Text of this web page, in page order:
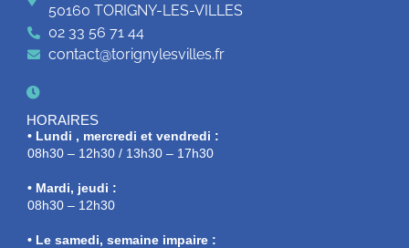
50160 TORIGNY-LES-VILLES
02 33 56 71 44
contact@torignylesvilles.fr
HORAIRES
• Lundi , mercredi et vendredi :
08h30 – 12h30 / 13h30 – 17h30
• Mardi, jeudi :
08h30 – 12h30
• Le samedi, semaine impaire :